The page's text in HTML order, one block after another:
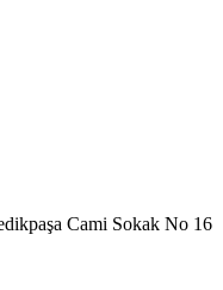
Cami Sokak No 16